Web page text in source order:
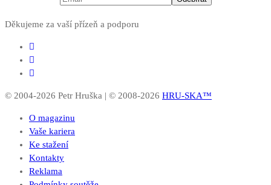
Děkujeme za vaší přízeň a podporu
© 2004-2026 Petr Hruška | © 2008-2026 HRU-SKA™
O magazinu
Vaše kariera
Ke stažení
Kontakty
Reklama